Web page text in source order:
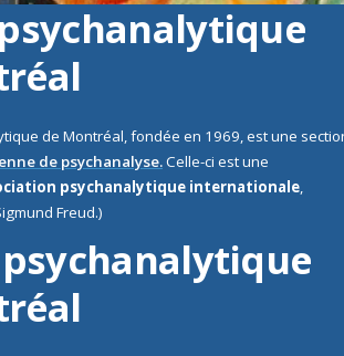
de Montréal, fondée en 1969, est une
de psychanalyse.Celle-ci est une
psychanalytique internationale,
Freud.)